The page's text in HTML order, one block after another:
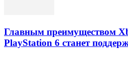
Главным преимуществом
PlayStation 6 станет